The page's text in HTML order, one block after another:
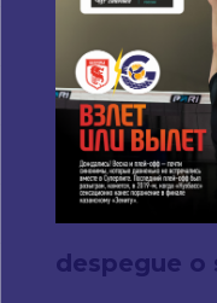
despegue o